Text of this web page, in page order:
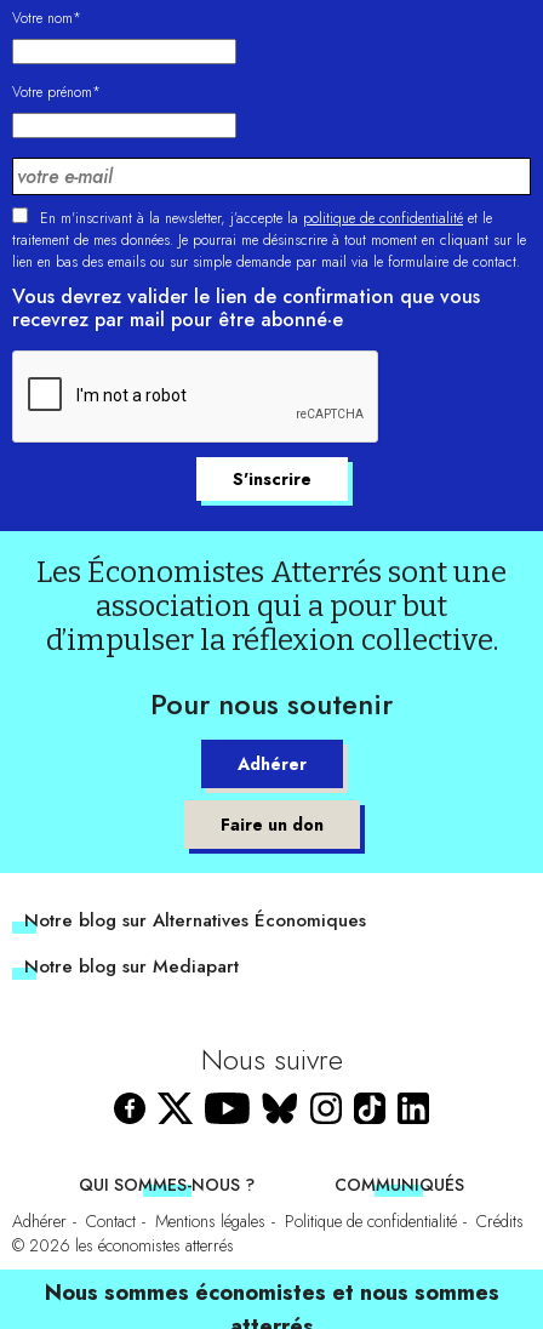
Votre nom*
Votre prénom*
En m'inscrivant à la newsletter, j’accepte la politique de confidentialité et le
traitement de mes données. Je pourrai me désinscrire à tout moment en cliquant sur le
lien en bas des emails ou sur simple demande par mail via le formulaire de contact.
Vous devrez valider le lien de confirmation que vous
recevrez par mail pour être abonné·e
Les Économistes Atterrés sont une
association qui a pour but
d’impulser la réflexion collective.
Pour nous soutenir
Adhérer
Faire un don
Notre blog sur Alternatives Économiques
Notre blog sur Mediapart
Nous suivre
QUI SOMMES-NOUS ?
COMMUNIQUÉS
Adhérer
Contact Mentions légales Politique de confidentialité
Crédits
© 2026 les économistes atterrés
Nous sommes économistes et nous sommes